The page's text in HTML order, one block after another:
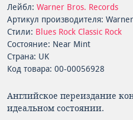
Лейбл: Warner Bros. Records
Артикул производителя:
Стили: Blues Rock Classic Rock
Состояние: Near Mint
Страна: UK
Код товара: 00-00056928
Английское переиздание
идеальном состоянии.